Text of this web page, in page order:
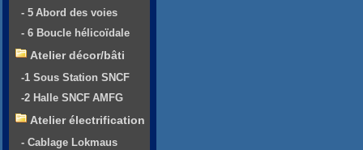
- 5 Abord des voies
- 6 Boucle hélicoïdale
Atelier décor/bâti
-1 Sous Station SNCF
-2 Halle SNCF AMFG
Atelier électrification
- Cablage Lokmaus